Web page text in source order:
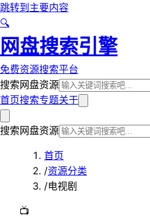
跳转到主要内容
🔍
网盘搜索引擎
免费资源搜索平台
搜索网盘资源
首页搜索专题关于
搜索网盘资源
首页
/资源分类
/电视剧
📺